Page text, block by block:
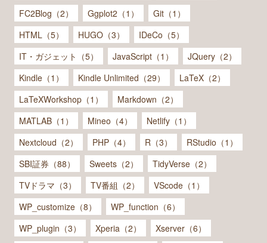
FC2Blog（2）
Ggplot2（1）
Git（1）
HTML（5）
HUGO（3）
IDeCo（5）
IT・ガジェット（5）
JavaScript（1）
JQuery（2）
Kindle（1）
Kindle Unlimited（29）
LaTeX（2）
LaTeXWorkshop（1）
Markdown（2）
MATLAB（1）
Mineo（4）
Netlify（1）
Nextcloud（2）
PHP（4） R（3）
RStudio（1）
SBI証券（88）
Sweets（2）
TidyVerse（2）
TVドラマ（3）
TV番組（2）
VScode（1）
WP_customize（8）
WP_function（6）
WP_plugin（3）
Xperia（2）
Xserver（6）